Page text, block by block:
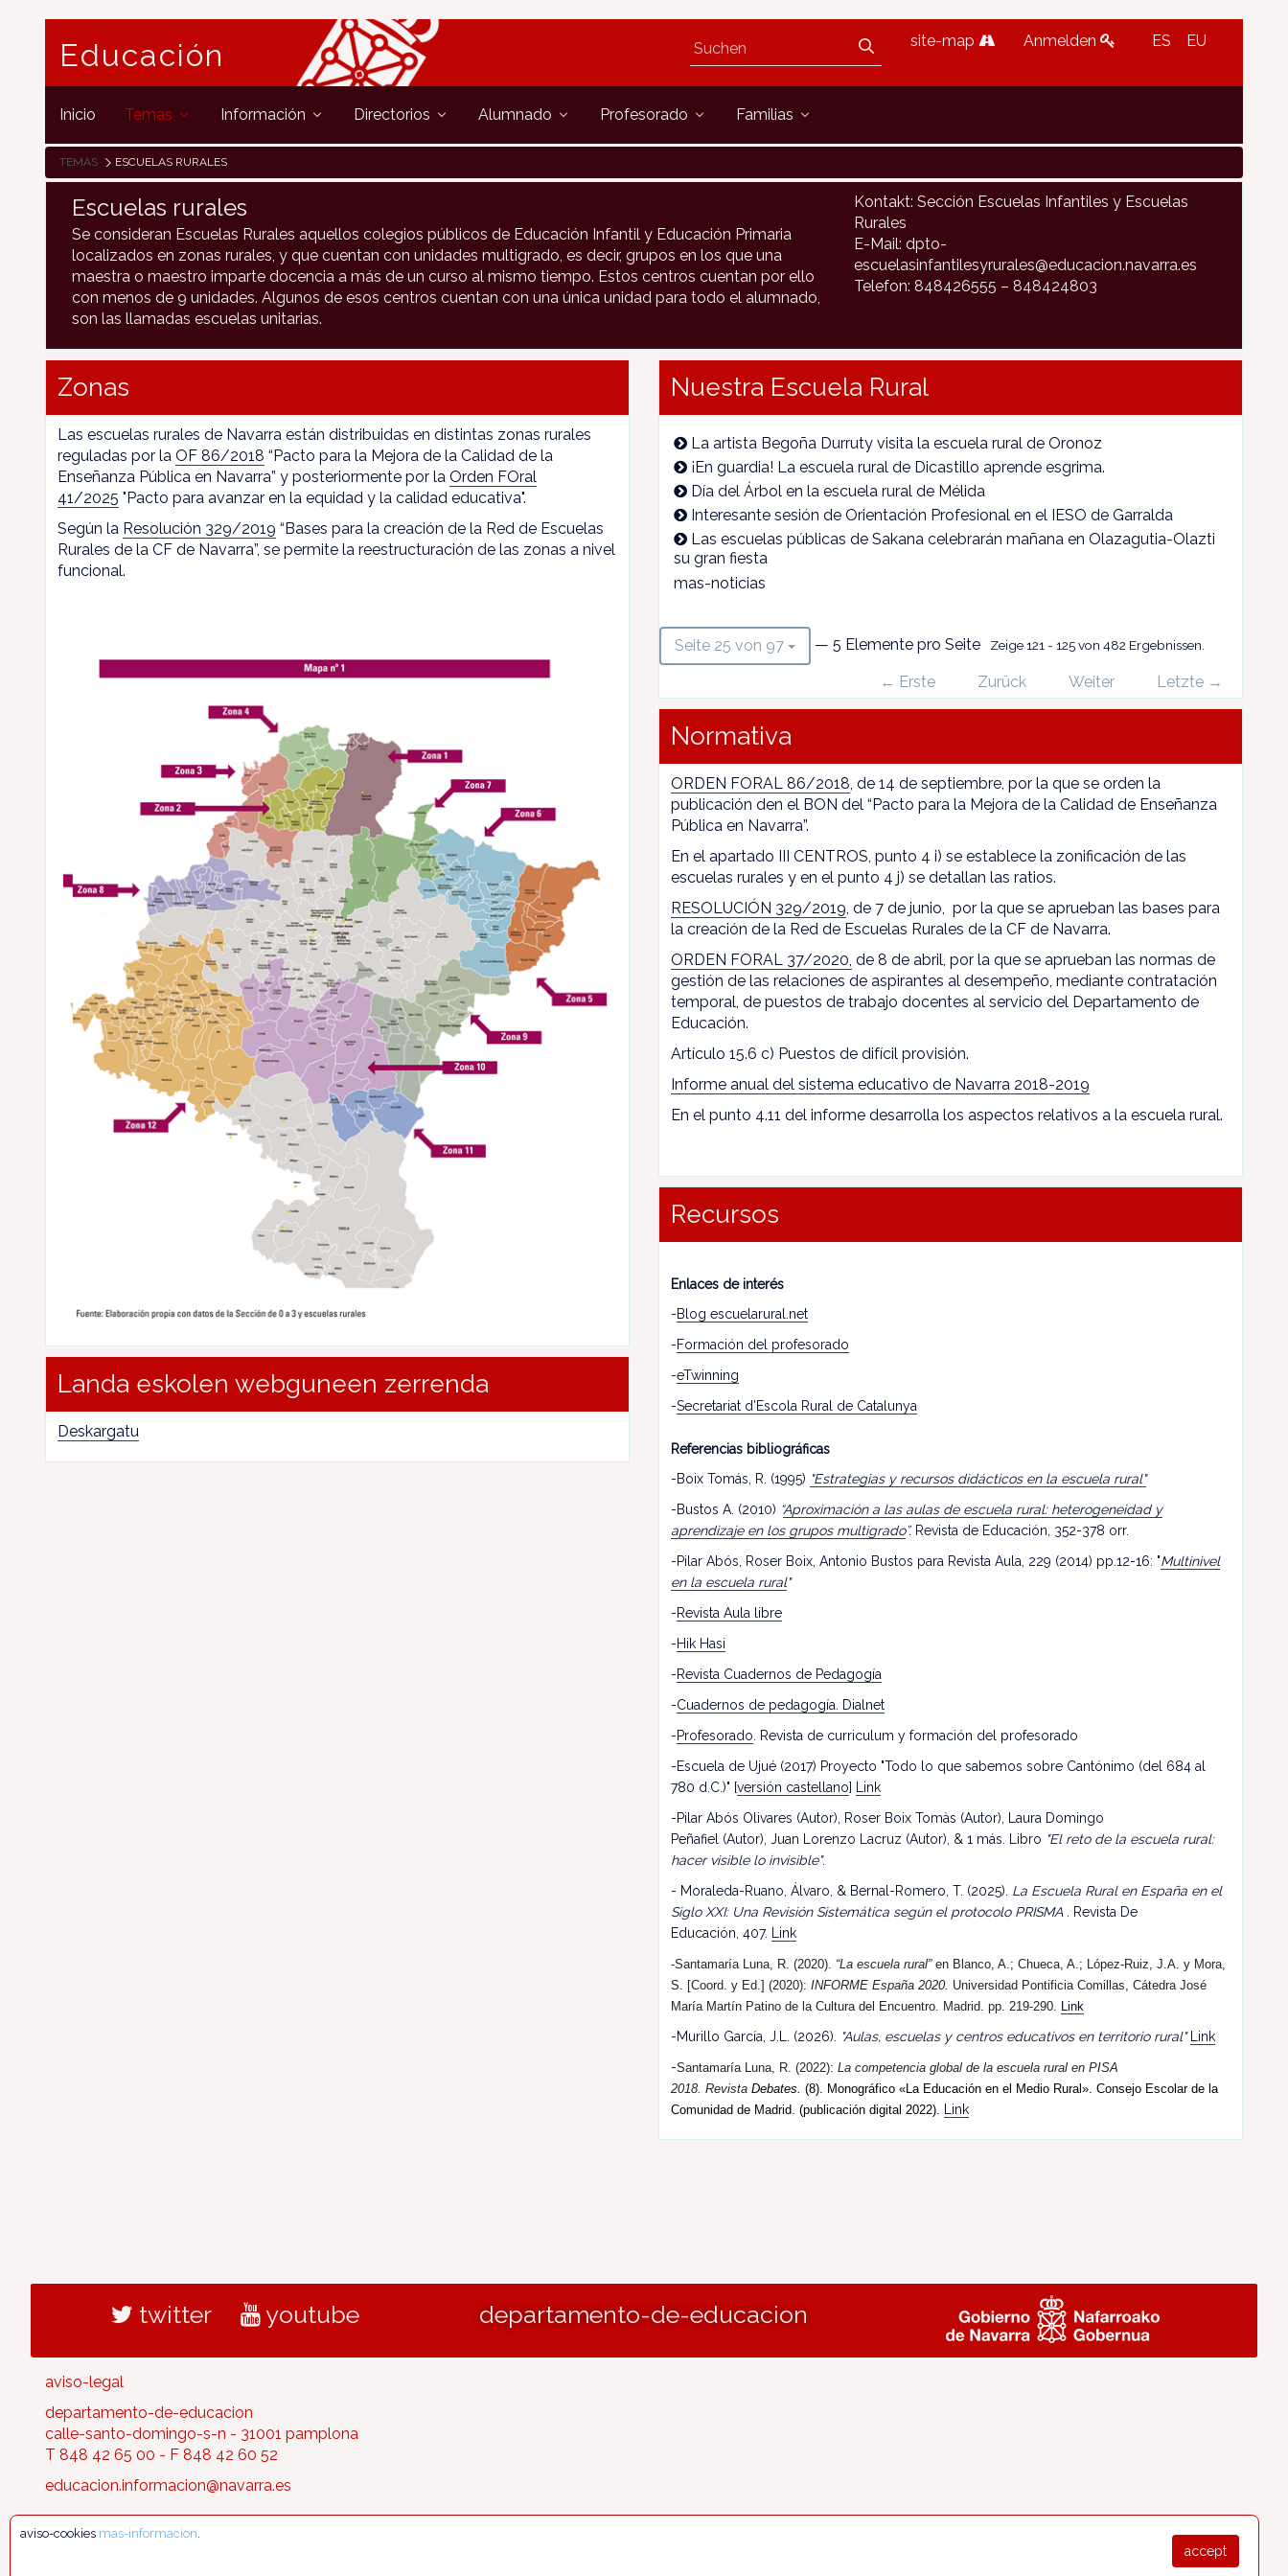
Educación site-map Anmelden ES EU
Inicio Temas Información Directorios Alumnado Profesorado Familias
TEMAS ESCUELAS RURALES
Escuelas rurales
Se consideran Escuelas Rurales aquellos colegios públicos de Educación Infantil y Educación Primaria
localizados en zonas rurales, y que cuentan con unidades multigrado, es decir, grupos en los que una
maestra o maestro imparte docencia a más de un curso al mismo tiempo. Estos centros cuentan por ello
con menos de 9 unidades. Algunos de esos centros cuentan con una única unidad para todo el alumnado,
son las llamadas escuelas unitarias.
Kontakt: Sección Escuelas Infantiles y Escuelas
Rurales
E-Mail: dpto-
escuelasinfantilesyrurales@educacion.navarra.es
Telefon: 848426555 – 848424803
Zonas
Las escuelas rurales de Navarra están distribuidas en distintas zonas rurales
reguladas por la OF 86/2018 “Pacto para la Mejora de la Calidad de la
Enseñanza Pública en Navarra” y posteriormente por la Orden FOral
41/2025 "Pacto para avanzar en la equidad y la calidad educativa".
Según la Resolución 329/2019 “Bases para la creación de la Red de Escuelas
Rurales de la CF de Navarra”, se permite la reestructuración de las zonas a nivel
funcional.
Landa eskolen webguneen zerrenda
Deskargatu
Nuestra Escuela Rural
La artista Begoña Durruty visita la escuela rural de Oronoz
¡En guardia! La escuela rural de Dicastillo aprende esgrima.
Día del Árbol en la escuela rural de Mélida
Interesante sesión de Orientación Profesional en el IESO de Garralda
Las escuelas públicas de Sakana celebrarán mañana en Olazagutia-Olazti
su gran fiesta
mas-noticias
Seite 25 von 97 — 5 Elemente pro Seite Zeige 121 - 125 von 482 Ergebnissen.
← Erste Zurück Weiter Letzte →
Normativa
ORDEN FORAL 86/2018, de 14 de septiembre, por la que se orden la
publicación den el BON del “Pacto para la Mejora de la Calidad de Enseñanza
Pública en Navarra”.
En el apartado III CENTROS, punto 4 i) se establece la zonificación de las
escuelas rurales y en el punto 4 j) se detallan las ratios.
RESOLUCIÓN 329/2019, de 7 de junio, por la que se aprueban las bases para
la creación de la Red de Escuelas Rurales de la CF de Navarra.
ORDEN FORAL 37/2020, de 8 de abril, por la que se aprueban las normas de
gestión de las relaciones de aspirantes al desempeño, mediante contratación
temporal, de puestos de trabajo docentes al servicio del Departamento de
Educación.
Artículo 15.6 c) Puestos de difícil provisión.
Informe anual del sistema educativo de Navarra 2018-2019
En el punto 4.11 del informe desarrolla los aspectos relativos a la escuela rural.
Recursos
Enlaces de interés
-Blog escuelarural.net
-Formación del profesorado
-eTwinning
-Secretariat d’Escola Rural de Catalunya
Referencias bibliográficas
-Boix Tomás, R. (1995) "Estrategias y recursos didácticos en la escuela rural"
-Bustos A. (2010) “Aproximación a las aulas de escuela rural: heterogeneidad y
aprendizaje en los grupos multigrado”. Revista de Educación, 352-378 orr.
-Pilar Abós, Roser Boix, Antonio Bustos para Revista Aula, 229 (2014) pp.12-16: "Multinivel
en la escuela rural"
-Revista Aula libre
-Hik Hasi
-Revista Cuadernos de Pedagogía
-Cuadernos de pedagogía. Dialnet
-Profesorado . Revista de curriculum y formación del profesorado
-Escuela de Ujué (2017) Proyecto "Todo lo que sabemos sobre Cantónimo (del 684 al
780 d.C.)" [versión castellano]
Link
-Pilar Abós Olivares (Autor), Roser Boix Tomàs (Autor), Laura Domingo
Peñafiel (Autor), Juan Lorenzo Lacruz (Autor), & 1 más. Libro "El reto de la escuela rural:
hacer visible lo invisible".
- Moraleda-Ruano, Álvaro, & Bernal-Romero, T. (2025). La Escuela Rural en España en el
Siglo XXI: Una Revisión Sistemática según el protocolo PRISMA . Revista De
Educación, 407.
Link
-Santamaría Luna, R. (2020). “La escuela rural”en Blanco, A.; Chueca, A.; López-Ruiz, J.A. y Mora,
S. [Coord. y Ed.] (2020): INFORME España 2020. Universidad Pontificia Comillas, Cátedra José
María Martín Patino de la Cultura del Encuentro. Madrid. pp. 219-290. Link
-Murillo García, J.L. (2026). "Aulas, escuelas y centros educativos en territorio rural"
Link
-Santamaría Luna, R. (2022): La competencia global de la escuela rural en PISA
2018. Revista Debates. (8). Monográfico «La Educación en el Medio Rural». Consejo Escolar de la
Comunidad de Madrid. (publicación digital 2022).
Link
twitter youtube departamento-de-educacion
aviso-legal
departamento-de-educacion
calle-santo-domingo-s-n - 31001 pamplona
T 848 42 65 00 - F 848 42 60 52
educacion.informacion@navarra.es
accept
aviso-cookies mas-informacion.